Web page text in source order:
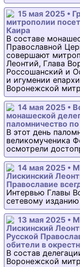
15 мая 2025 •
митрополии
Каира
В составе
Православной
совершают
Леонтий, Глава
Россошанский и
и игумении
Воронежской
14 мая 2025 •
монашеской
паломничество
В этот день
великомученика
осмотрели
14 мая 2025 •
Лискинский
Православие
Интервью Главы
сетевому
13 мая 2025 •
Лискинский
Русской
обители в
В состав
Воронежской